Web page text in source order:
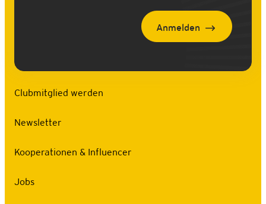
Anmelden
Clubmitglied werden
Newsletter
Kooperationen & Influencer
Jobs